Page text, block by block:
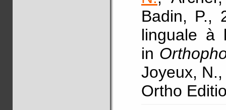
Badin, P.,
linguale à
in
Joyeux,
Ortho